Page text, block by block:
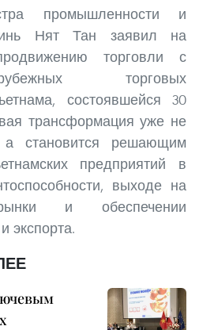
промышленности и
Нят Тан заявил на
торговли с
торговых
состоявшейся 30
трансформация уже не
становится решающим
предприятий в
выходе на
и обеспечении
экспорта.